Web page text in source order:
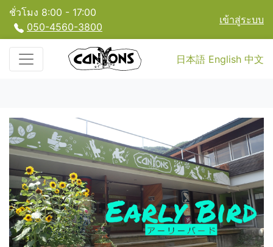
ชั่วโมง 8:00 - 17:00
050-4560-3800
เข้าสู่ระบบ
日本語 English 中文